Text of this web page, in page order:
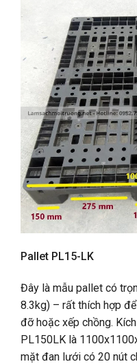
Pallet PL15-LK
Đây là mẫu pallet có
8.3kg) – rất thích hợp
đỡ hoặc xếp chồng.
PL150LK là
mặt đan lưới có 20 nút